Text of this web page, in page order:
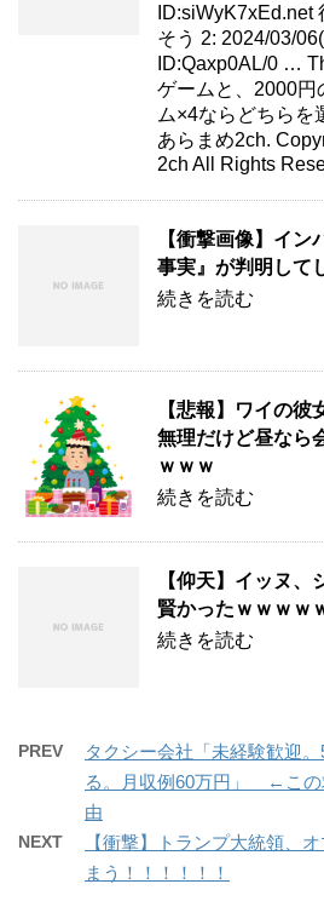
ID:siWyK7xEd.net
そう 2: 2024/03/
ID:Qaxp0AL/0 …
ゲームと、2000円
ム×4ならどちらを
あらまめ2ch.
2ch All Rights
【衝撃画像】イ
事実』が判明して
続きを読む
【悲報】ワイの彼
無理だけど昼なら
ｗｗｗ
続きを読む
【仰天】イッヌ
賢かったｗｗｗｗ
続きを読む
PREV
タクシー会社「未経験歓迎
る。月収例60万円」 ←この
由
NEXT
【衝撃】トランプ大統領、
まう！！！！！！